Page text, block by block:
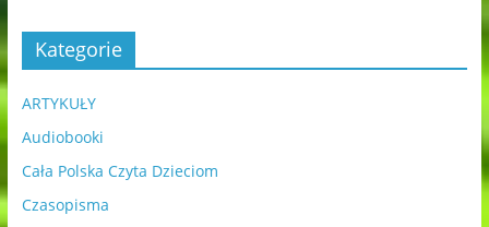
Kategorie
ARTYKUŁY
Audiobooki
Cała Polska Czyta Dzieciom
Czasopisma